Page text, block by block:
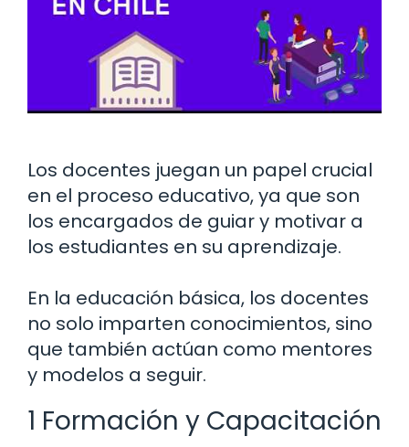
Los docentes juegan un papel crucial
en el proceso educativo, ya que son
los encargados de guiar y motivar a
los estudiantes en su aprendizaje.
En la educación básica, los docentes
no solo imparten conocimientos, sino
que también actúan como mentores
y modelos a seguir.
1 Formación y Capacitación